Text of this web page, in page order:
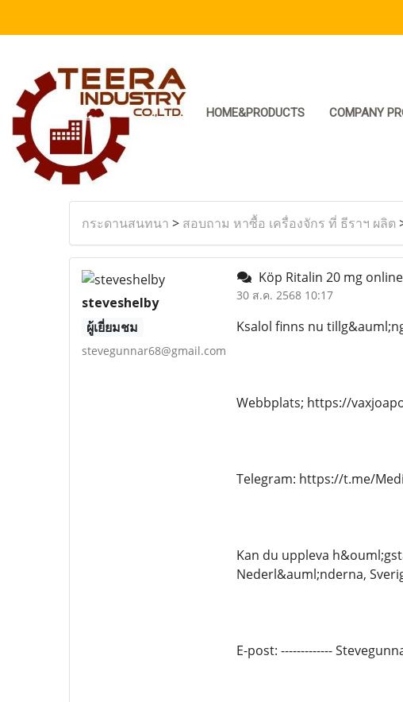
HOME&PRODUCTS COMPANY
กระดานสนทนา > สอบถาม หาซื้อ เครื่องจักร ที่ ธีราฯ ผลิต
steveshelby
ผู้เยี่ยมชม
stevegunnar68@gmail.com
Köp Ritalin 20 mg
30 ส.ค. 2568 10:17
Ksalol finns nu
Webbplats; https://
Telegram: https://t.me/
Kan du uppleva
Nederl&auml;nderna,
E-post: -------------